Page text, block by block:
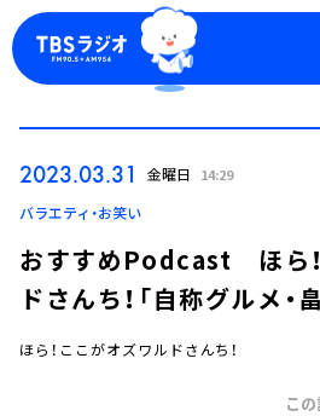
ログイン
2023.03.31 金曜日 14:29
バラエティ・お笑い
おすすめPodcast ほら
ドさんち！「自称グルメ・
ほら！ここがオズワルドさんち！
こ